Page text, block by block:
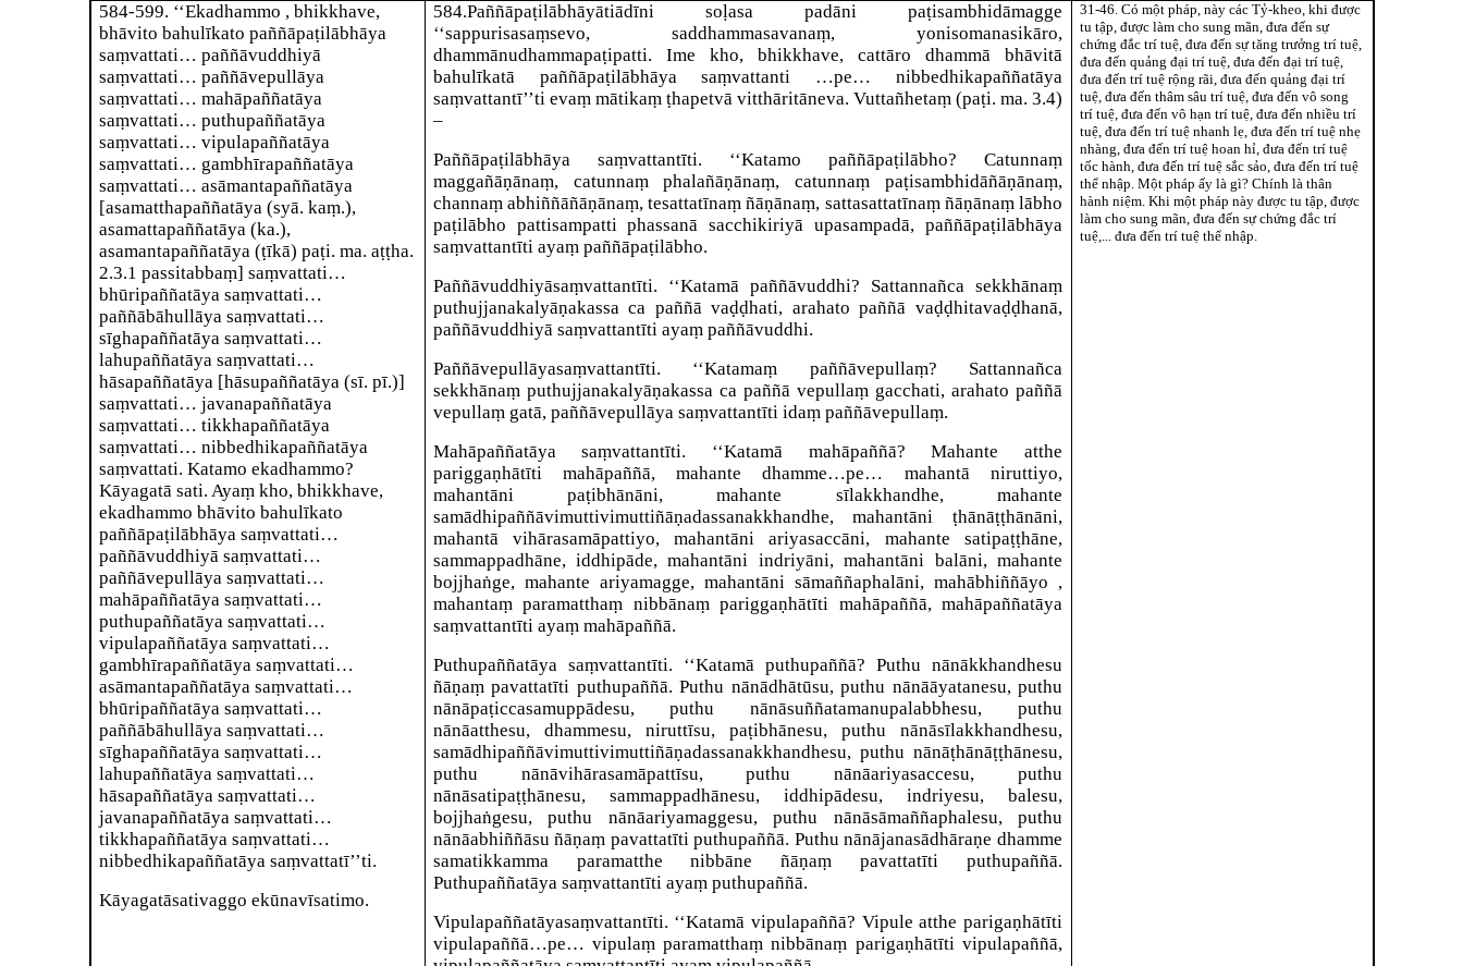
584-599. ‘‘Ekadhammo , bhikkhave,
bhāvito bahulīkato paññāpaṭilābhāya
saṃvattati… paññāvuddhiyā
saṃvattati… paññāvepullāya
saṃvattati… mahāpaññatāya
saṃvattati… puthupaññatāya
saṃvattati… vipulapaññatāya
saṃvattati… gambhīrapaññatāya
saṃvattati… asāmantapaññatāya
[asamatthapaññatāya (syā. kaṃ.),
asamattapaññatāya (ka.),
asamantapaññatāya (ṭīkā) paṭi. ma. aṭṭha.
2.3.1 passitabbaṃ] saṃvattati…
bhūripaññatāya saṃvattati…
paññābāhullāya saṃvattati…
sīghapaññatāya saṃvattati…
lahupaññatāya saṃvattati…
hāsapaññatāya [hāsupaññatāya (sī. pī.)]
saṃvattati… javanapaññatāya
saṃvattati… tikkhapaññatāya
saṃvattati… nibbedhikapaññatāya
saṃvattati. Katamo ekadhammo?
Kāyagatā sati. Ayaṃ kho, bhikkhave,
ekadhammo bhāvito bahulīkato
paññāpaṭilābhāya saṃvattati…
paññāvuddhiyā saṃvattati…
paññāvepullāya saṃvattati…
mahāpaññatāya saṃvattati…
puthupaññatāya saṃvattati…
vipulapaññatāya saṃvattati…
gambhīrapaññatāya saṃvattati…
asāmantapaññatāya saṃvattati…
bhūripaññatāya saṃvattati…
paññābāhullāya saṃvattati…
sīghapaññatāya saṃvattati…
lahupaññatāya saṃvattati…
hāsapaññatāya saṃvattati…
javanapaññatāya saṃvattati…
tikkhapaññatāya saṃvattati…
nibbedhikapaññatāya saṃvattatī’’ti.
Kāyagatāsativaggo ekūnavīsatimo.
584.Paññāpaṭilābhāyātiādīni soḷasa padāni paṭisambhidāmagge
‘‘sappurisasaṃsevo, saddhammasavanaṃ, yonisomanasikāro,
dhammānudhammapaṭipatti. Ime kho, bhikkhave, cattāro dhammā bhāvitā
bahulīkatā paññāpaṭilābhāya saṃvattanti …pe… nibbedhikapaññatāya
saṃvattantī’’ti evaṃ mātikaṃ ṭhapetvā vitthāritāneva. Vuttañhetaṃ (paṭi. ma. 3.4)
–
Paññāpaṭilābhāya saṃvattantīti. ‘‘Katamo paññāpaṭilābho? Catunnaṃ
maggañāṇānaṃ, catunnaṃ phalañāṇānaṃ, catunnaṃ paṭisambhidāñāṇānaṃ,
channaṃ abhiññāñāṇānaṃ, tesattatīnaṃ ñāṇānaṃ, sattasattatīnaṃ ñāṇānaṃ lābho
paṭilābho pattisampatti phassanā sacchikiriyā upasampadā, paññāpaṭilābhāya
saṃvattantīti ayaṃ paññāpaṭilābho.
Paññāvuddhiyāsaṃvattantīti. ‘‘Katamā paññāvuddhi? Sattannañca sekkhānaṃ
puthujjanakalyāṇakassa ca paññā vaḍḍhati, arahato paññā vaḍḍhitavaḍḍhanā,
paññāvuddhiyā saṃvattantīti ayaṃ paññāvuddhi.
Paññāvepullāyasaṃvattantīti. ‘‘Katamaṃ paññāvepullaṃ? Sattannañca
sekkhānaṃ puthujjanakalyāṇakassa ca paññā vepullaṃ gacchati, arahato paññā
vepullaṃ gatā, paññāvepullāya saṃvattantīti idaṃ paññāvepullaṃ.
Mahāpaññatāya saṃvattantīti. ‘‘Katamā mahāpaññā? Mahante atthe
pariggaṇhātīti mahāpaññā, mahante dhamme…pe… mahantā niruttiyo,
mahantāni paṭibhānāni, mahante sīlakkhandhe, mahante
samādhipaññāvimuttivimuttiñāṇadassanakkhandhe, mahantāni ṭhānāṭṭhānāni,
mahantā vihārasamāpattiyo, mahantāni ariyasaccāni, mahante satipaṭṭhāne,
sammappadhāne, iddhipāde, mahantāni indriyāni, mahantāni balāni, mahante
bojjhaṅge, mahante ariyamagge, mahantāni sāmaññaphalāni, mahābhiññāyo ,
mahantaṃ paramatthaṃ nibbānaṃ pariggaṇhātīti mahāpaññā, mahāpaññatāya
saṃvattantīti ayaṃ mahāpaññā.
Puthupaññatāya saṃvattantīti. ‘‘Katamā puthupaññā? Puthu nānākkhandhesu
ñāṇaṃ pavattatīti puthupaññā. Puthu nānādhātūsu, puthu nānāāyatanesu, puthu
nānāpaṭiccasamuppādesu, puthu nānāsuññatamanupalabbhesu, puthu
nānāatthesu, dhammesu, niruttīsu, paṭibhānesu, puthu nānāsīlakkhandhesu,
samādhipaññāvimuttivimuttiñāṇadassanakkhandhesu, puthu nānāṭhānāṭṭhānesu,
puthu nānāvihārasamāpattīsu, puthu nānāariyasaccesu, puthu
nānāsatipaṭṭhānesu, sammappadhānesu, iddhipādesu, indriyesu, balesu,
bojjhaṅgesu, puthu nānāariyamaggesu, puthu nānāsāmaññaphalesu, puthu
nānāabhiññāsu ñāṇaṃ pavattatīti puthupaññā. Puthu nānājanasādhāraṇe dhamme
samatikkamma paramatthe nibbāne ñāṇaṃ pavattatīti puthupaññā.
Puthupaññatāya saṃvattantīti ayaṃ puthupaññā.
Vipulapaññatāyasaṃvattantīti. ‘‘Katamā vipulapaññā? Vipule atthe parigaṇhātīti
vipulapaññā…pe… vipulaṃ paramatthaṃ nibbānaṃ parigaṇhātīti vipulapaññā,
31-46. Có một pháp, này các Tỷ-kheo, khi được
tu tập, được làm cho sung mãn, đưa đến sự
chứng đắc trí tuệ, đưa đến sự tăng trưởng trí tuệ,
đưa đến quảng đại trí tuệ, đưa đến đại trí tuệ,
đưa đến trí tuệ rộng rãi, đưa đến quảng đại trí
tuệ, đưa đến thâm sâu trí tuệ, đưa đến vô song
trí tuệ, đưa đến vô hạn trí tuệ, đưa đến nhiều trí
tuệ, đưa đến trí tuệ nhanh lẹ, đưa đến trí tuệ nhẹ
nhàng, đưa đến trí tuệ hoan hỉ, đưa đến trí tuệ
tốc hành, đưa đến trí tuệ sắc sảo, đưa đến trí tuệ
thể nhập. Một pháp ấy là gì? Chính là thân
hành niệm. Khi một pháp này được tu tập, được
làm cho sung mãn, đưa đến sự chứng đắc trí
tuệ,... đưa đến trí tuệ thể nhập.